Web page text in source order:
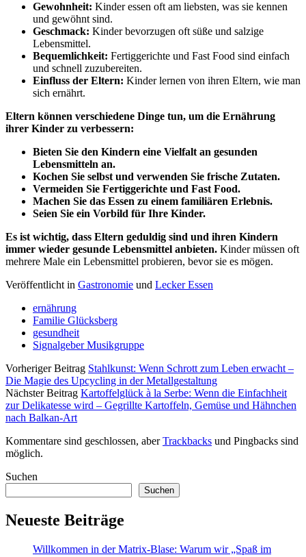
Gewohnheit: Kinder essen oft am liebsten, was sie kennen
und gewöhnt sind.
Geschmack: Kinder bevorzugen oft süße und salzige
Lebensmittel.
Bequemlichkeit: Fertiggerichte und Fast Food sind einfach
und schnell zuzubereiten.
Einfluss der Eltern: Kinder lernen von ihren Eltern, wie man
sich ernährt.
Eltern können verschiedene Dinge tun, um die Ernährung
ihrer Kinder zu verbessern:
Bieten Sie den Kindern eine Vielfalt an gesunden
Lebensmitteln an.
Kochen Sie selbst und verwenden Sie frische Zutaten.
Vermeiden Sie Fertiggerichte und Fast Food.
Machen Sie das Essen zu einem familiären Erlebnis.
Seien Sie ein Vorbild für Ihre Kinder.
Es ist wichtig, dass Eltern geduldig sind und ihren Kindern
immer wieder gesunde Lebensmittel anbieten. Kinder müssen oft
mehrere Male ein Lebensmittel probieren, bevor sie es mögen.
Veröffentlicht in Gastronomie und Lecker Essen
ernährung
Familie Glücksberg
gesundheit
Signalgeber Musikgruppe
Vorheriger Beitrag Stahlkunst: Wenn Schrott zum Leben erwacht –
Die Magie des Upcycling in der Metallgestaltung
Nächster Beitrag Kartoffelglück à la Serbe: Wenn die Einfachheit
zur Delikatesse wird – Gegrillte Kartoffeln, Gemüse und Hähnchen
nach Balkan-Art
Kommentare sind geschlossen, aberTrackbacks und Pingbacks sind
möglich.
Sidebar
Suchen
Suchen
Neueste Beiträge
Willkommen in der Matrix-Blase: Warum wir „Spaß im